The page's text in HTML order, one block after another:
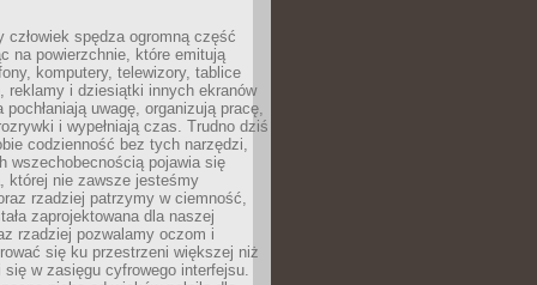
człowiek spędza ogromną część
na powierzchnie, które emitują
komputery, telewizory, tablice
reklamy i dziesiątki innych ekranów
pochłaniają uwagę, organizują pracę,
i wypełniają czas. Trudno dziś
codzienność bez tych narzędzi,
wszechobecnością pojawia się
której nie zawsze jesteśmy
rzadziej patrzymy w ciemność,
zaprojektowana dla naszej
rzadziej pozwalamy oczom i
się ku przestrzeni większej niż
w zasięgu cyfrowego interfejsu.